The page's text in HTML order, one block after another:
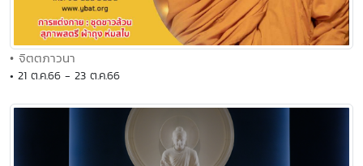
• จิตตภาวนา
• 21 ต.ค.66 - 23 ต.ค.66